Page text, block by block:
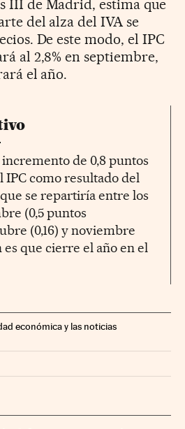
III de Madrid, estima que
del alza del IVA se
De este modo, el IPC
al 2,8% en septiembre,
el año.
de 0,8 puntos
IPC como resultado del
se repartiría entre los
(0,5 puntos
(0,16) y noviembre
es que cierre el año en el
económica y las noticias
Facebook
en Twitter